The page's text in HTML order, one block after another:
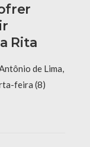
Rita
de Lima,
feira (8)